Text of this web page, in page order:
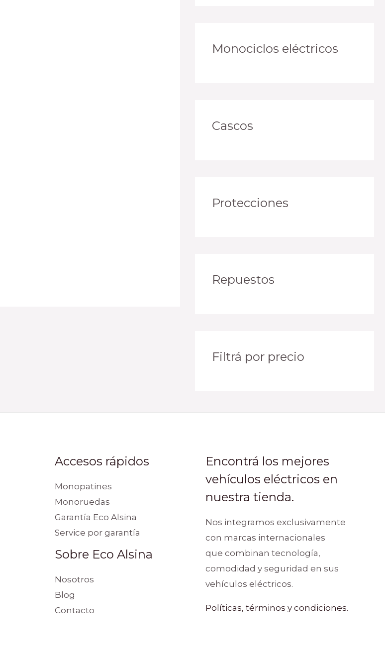
Monociclos eléctricos
Cascos
Protecciones
Repuestos
Filtrá por precio
Accesos rápidos
Monopatines
Monoruedas
Garantía Eco Alsina
Service por garantía
Sobre Eco Alsina
Nosotros
Blog
Contacto
Encontrá los mejores
vehículos eléctricos en
nuestra tienda.
Nos integramos exclusivamente
con marcas internacionales
que combinan tecnología,
comodidad y seguridad en sus
vehículos eléctricos.
Políticas, términos y condiciones.